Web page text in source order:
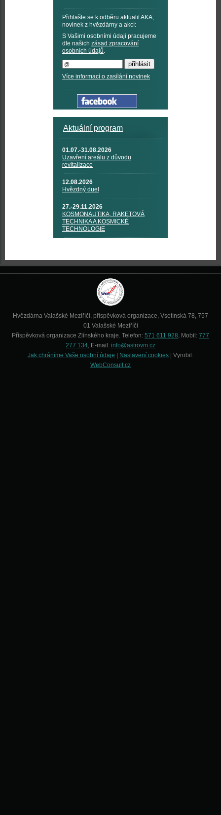
Přihlašte se k odběru aktualit AKA,
novinek z hvězdárny a akcí:
S Vašimi osobními údaji pracujeme
dle našich zásad zpracování
osobních údajů.
Více informací o zasílání novinek
Aktuální program
01.07.-31.08.2026
Uzavření areálu z důvodu
revitalizace
12.08.2026
Hvězdný duel
27.-29.11.2026
KOSMONAUTIKA, RAKETOVÁ
TECHNIKA A KOSMICKÉ
TECHNOLOGIE
Hvězdárna Valašské Meziříčí, příspěvková organizace, Vsetínská 78, 757
01 Valašské Meziříčí
Příspěvková organizace Zlínského kraje. Telefon: 571 611 928, Mobil: 777
277 134, E-mail: info@astrovm.cz
Jak chráníme Vaše osobní údaje
Nastavení cookies | Vyrobil:
WebConsult.cz